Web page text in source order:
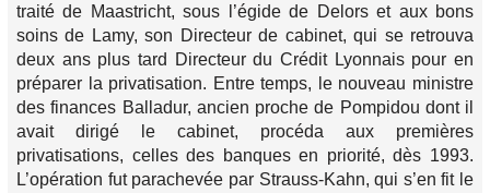
traité de Maastricht, sous l’égide de Delors et aux bons
soins de Lamy, son Directeur de cabinet, qui se retrouva
deux ans plus tard Directeur du Crédit Lyonnais pour en
préparer la privatisation. Entre temps, le nouveau ministre
des finances Balladur, ancien proche de Pompidou dont il
avait dirigé le cabinet, procéda aux premières
privatisations, celles des banques en priorité, dès 1993.
L’opération fut parachevée par Strauss-Kahn, qui s’en fit le